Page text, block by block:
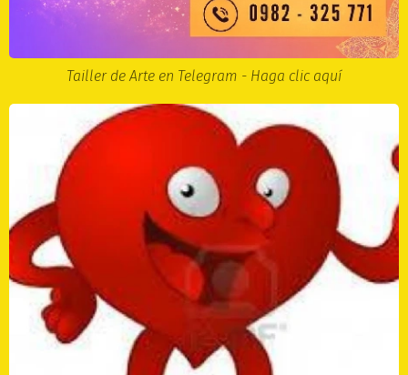
Tailler de Arte en Telegram - Haga clic aquí